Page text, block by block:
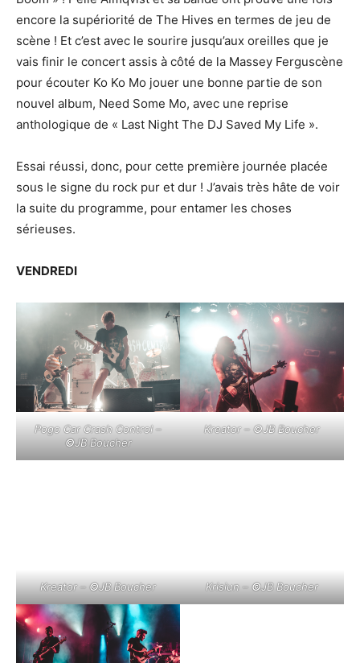
encore la supériorité de The Hives en termes de jeu de
scène ! Et c’est avec le sourire jusqu’aux oreilles que je
vais finir le concert assis à côté de la Massey Ferguscène
pour écouter Ko Ko Mo jouer une bonne partie de son
nouvel album, Need Some Mo, avec une reprise
anthologique de « Last Night The DJ Saved My Life ».
Essai réussi, donc, pour cette première journée placée
sous le signe du rock pur et dur ! J’avais très hâte de voir
la suite du programme, pour entamer les choses
sérieuses.
VENDREDI
Pogo Car Crash Control –
©JB Boucher
Kreator – ©JB Boucher
Kreator –©JB Boucher Krisiun –©JB Boucher